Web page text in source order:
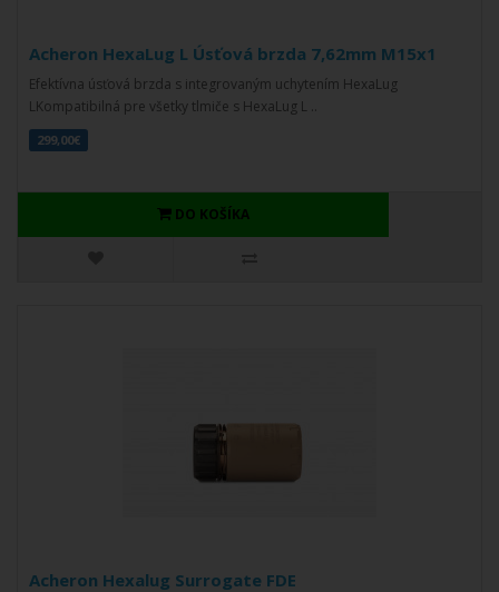
Acheron HexaLug L Úsťová brzda 7,62mm M15x1
Efektívna úsťová brzda s integrovaným uchytením HexaLug
LKompatibilná pre všetky tlmiče s HexaLug L ..
299,00€
DO KOŠÍKA
Acheron Hexalug Surrogate FDE